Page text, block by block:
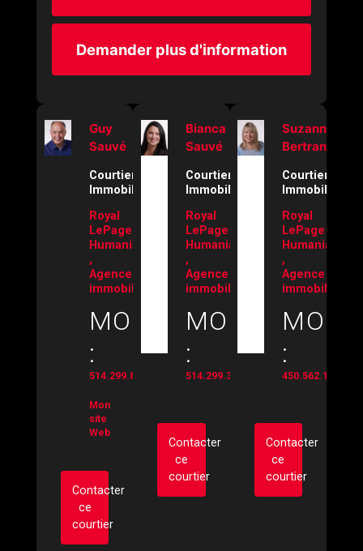
Demander plus d'information
Guy
Sauvé
Courtier
Immobilier
Royal
LePage
Humania
,
Agence
immobilière*
MOBILE
:
514.299.8999
Mon
site
Web
Contacter
ce
courtier
Bianca
Sauvé
Courtier
Immobilier
Royal
LePage
Humania
,
Agence
immobilière*
MOBILE
:
514.299.3414
Contacter
ce
courtier
Suzanne
Bertrand
Courtier
Immobilier
Royal
LePage
Humania
,
Agence
immobilière*
:
450.562.1226
Contacter
ce
courtier